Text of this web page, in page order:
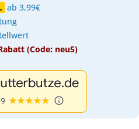
ab 3,99€
(Code: neu5)